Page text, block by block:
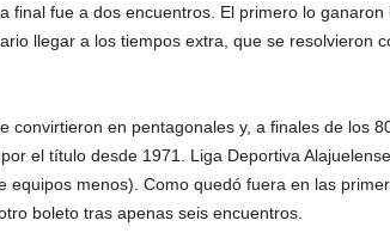
final fue a dos encuentros. El primero lo
llegar a los tiempos extra, que se resolvieron
en pentagonales y, a finales de los
el título desde 1971. Liga Deportiva
menos). Como quedó fuera en las
boleto tras apenas seis encuentros.